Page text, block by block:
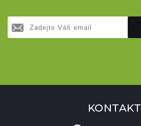
KONTAKT